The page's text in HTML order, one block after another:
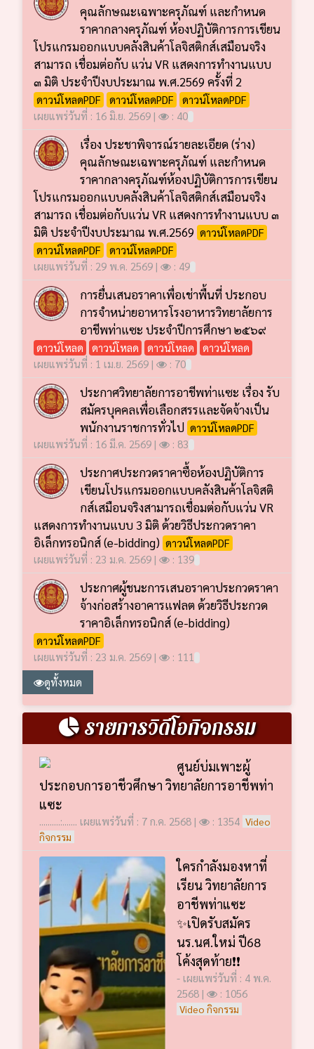
คุณลักษณะเฉพาะครุภัณฑ์ และกำหนด
ราคากลางครุภัณฑ์ ห้องปฏิบัติการการเขียน
โปรแกรมออกแบบคลังสินค้าโลจิสติกส์เสมือนจริง
สามารถ เชื่อมต่อกับ แว่น VR แสดงการทำงานแบบ
๓ มิติ ประจำปีงบประมาณ พ.ศ.2569 ครั้งที่ 2
ดาวน์โหลดPDF ดาวน์โหลดPDF
ดาวน์โหลดPDF
เผยแพร่วันที่ : 16 มิ.ย. 2569 |
: 40
เรื่อง ประชาพิจารณ์รายละเอียด (ร่าง)
คุณลักษณะเฉพาะครุภัณฑ์ และกำหนด
ราคากลางครุภัณฑ์ห้องปฏิบัติการการเขียน
โปรแกรมออกแบบคลังสินค้าโลจิสติกส์เสมือนจริง
สามารถ เชื่อมต่อกับแว่น VR แสดงการทำงานแบบ ๓
มิติ ประจำปีงบประมาณ พ.ศ.2569 ดาวน์โหลดPDF
ดาวน์โหลดPDF
ดาวน์โหลดPDF
เผยแพร่วันที่ : 29 พ.ค. 2569 |
: 49
การยื่นเสนอราคาเพื่อเช่าพื้นที่ ประกอบ
การจำหน่ายอาหารโรงอาหารวิทยาลัยการ
อาชีพท่าแซะ ประจำปีการศึกษา ๒๕๖๙
ดาวน์โหลด ดาวน์โหลด ดาวน์โหลด
ดาวน์โหลด
เผยแพร่วันที่ : 1 เม.ย. 2569 |
: 70
ประกาศวิทยาลัยการอาชีพท่าแซะ เรื่อง รับ
สมัครบุคคลเพื่อเลือกสรรและจัดจ้างเป็น
พนักงานราชการทั่วไป ดาวน์โหลดPDF
เผยแพร่วันที่ : 16 มี.ค. 2569 |
: 83
ประกาศประกวดราคาซื้อห้องปฏิบัติการ
เขียนโปรแกรมออกแบบคลังสินค้าโลจิสติ
กส์เสมือนจริงสามารถเชื่อมต่อกับแว่น VR
แสดงการทำงานแบบ 3 มิติ ด้วยวิธีประกวดราคา
อิเล็กทรอนิกส์ (e-bidding) ดาวน์โหลดPDF
เผยแพร่วันที่ : 23 ม.ค. 2569 |
: 139
ประกาศผู้ชนะการเสนอราคาประกวดราคา
จ้างก่อสร้างอาคารแฟลต ด้วยวิธีประกวด
ราคาอิเล็กทรอนิกส์ (e-bidding)
ดาวน์โหลดPDF
เผยแพร่วันที่ : 23 ม.ค. 2569 |
: 111
ดูทั้งหมด
รายการวิดีโอกิจกรรม
ศูนย์บ่มเพาะผู้
ประกอบการอาชีวศึกษา วิทยาลัยการอาชีพท่า
แซะ
..........:....... เผยแพร่วันที่ : 7 ก.ค. 2568 | : 1354 Video
กิจกรรม
ใครกำลังมองหาที่
เรียน วิทยาลัยการ
อาชีพท่าแซะ
✨เปิดรับสมัคร
นร.นศ.ใหม่ ปี68
โค้งสุดท้าย❗️❗️
- เผยแพร่วันที่ : 4 พ.ค.
2568 |
: 1056
Video กิจกรรม